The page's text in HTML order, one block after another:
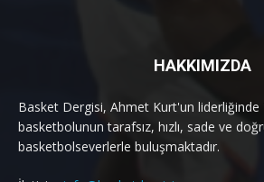
HAKKIMIZDA
Basket Dergisi, Ahmet Kurt'un liderliğinde
basketbolunun tarafsız, hızlı, sade ve
basketbolseverlerle buluşmaktadır.